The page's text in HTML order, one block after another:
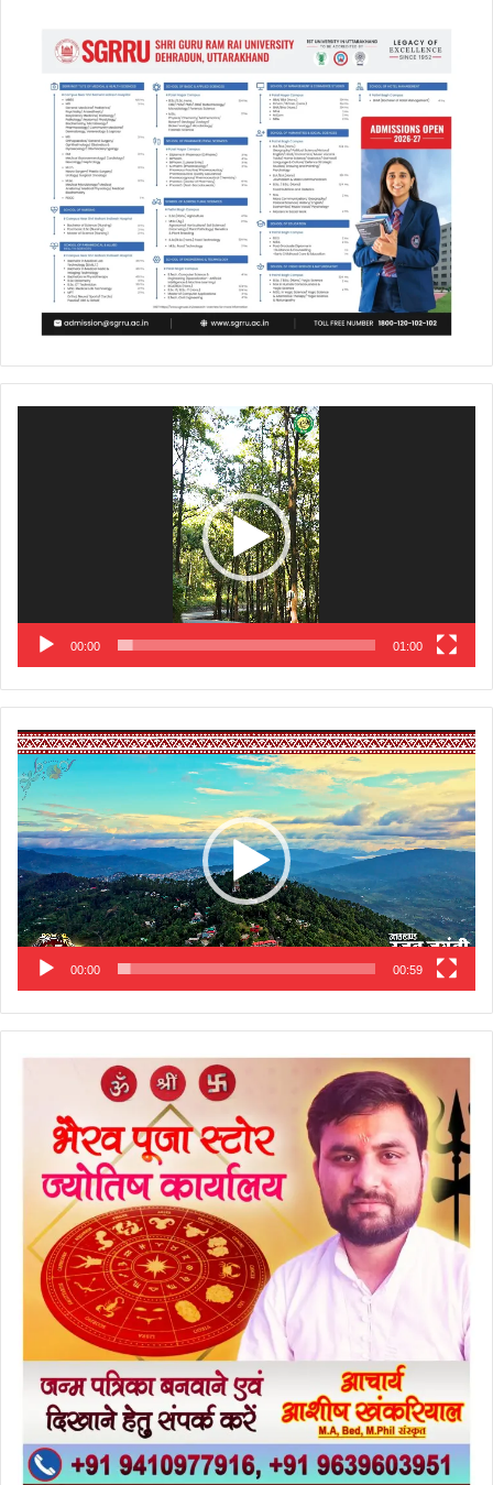
00:00 01:00
Video
Player
00:00 00:59